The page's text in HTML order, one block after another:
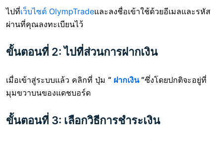
ไปที่เว็บไซต์ OlympTradeและลงชื่อเข้าใช้ด้วยอีเมลและรหัส
ผ่านที่คุณลงทะเบียนไว้
ขั้นตอนที่ 2: ไปที่ส่วนการฝากเงิน
เมื่อเข้าสู่ระบบแล้ว คลิกที่ ปุ่ม “ ฝากเงิน”ซึ่งโดยปกติจะอยู่ที่
มุมขวาบนของแดชบอร์ด
ขั้นตอนที่ 3: เลือกวิธีการชำระเงิน